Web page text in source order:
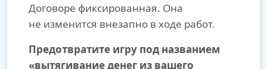
Договоре фиксированная. Она
не изменится внезапно в ходе работ.
Предотвратите игру под названием
«вытягивание денег из вашего